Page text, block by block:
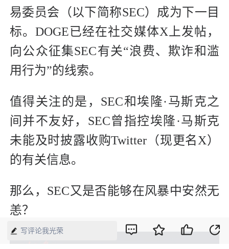
易委员会（以下简称SEC）成为下一目
标。DOGE已经在社交媒体X上发帖，
向公众征集SEC有关“浪费、欺诈和滥
用行为”的线索。
值得关注的是，SEC和埃隆·马斯克之
间并不友好，SEC曾指控埃隆·马斯克
未能及时披露收购Twitter（现更名X）
的有关信息。
那么，SEC又是否能够在风暴中安然无
恙？
写评论我光荣